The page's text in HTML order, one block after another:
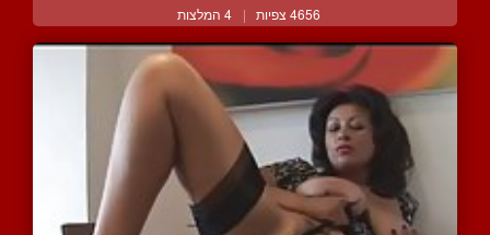
4656 צפיות | 4 המלצות